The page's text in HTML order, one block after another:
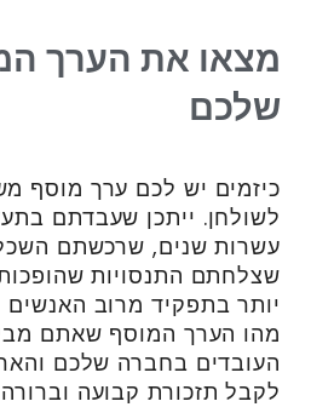
מצאו את הערך
שלכם
כיזמים יש לכם ערך מוסף
לשולחן. ייתכן שעבדתם
עשרות שנים, שרכשתם
שצלחתם התנסויות
יותר בתפקיד מרוב
מהו הערך המוסף שאתם
העובדים בחברה שלכם
לקבל תזכורת קבועה וברורה